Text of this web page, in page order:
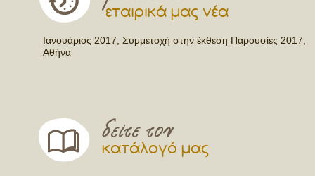
εταιρικά μας νέα
Ιανουάριος 2017, Συμμετοχή στην έκθεση Παρουσίες 2017,
Αθήνα
κατάλογό μας